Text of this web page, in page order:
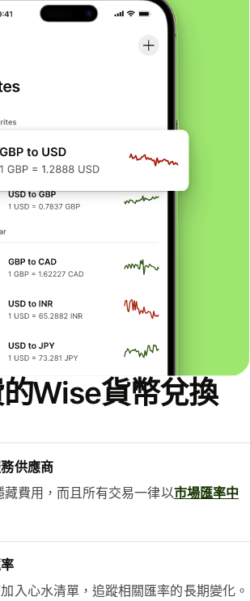
Wise貨幣兌換
供應商
費用，而且所有交易一律以市場匯率中
入心水清單，追蹤相關匯率的長期變化。